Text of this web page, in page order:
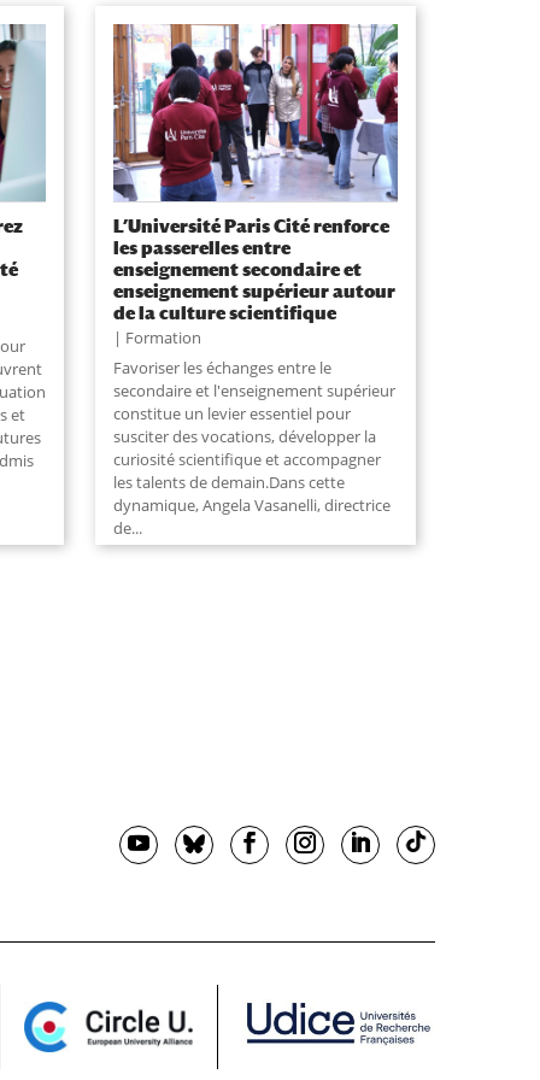
et
L’Université Paris Cité renforce
les passerelles entre
enseignement secondaire et
enseignement supérieur autour
de la culture scientifique
Formation
Favoriser les échanges entre le
secondaire et l'enseignement supérieur
constitue un levier essentiel pour
susciter des vocations, développer la
curiosité scientifique et accompagner
les talents de demain.Dans cette
dynamique, Angela Vasanelli, directrice
de...